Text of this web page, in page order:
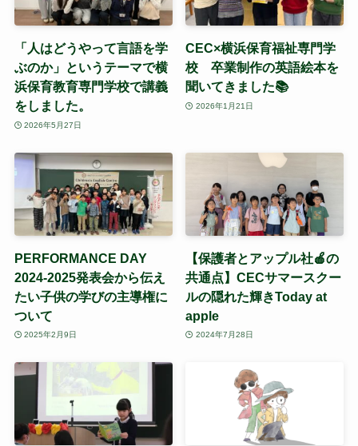
「人はどうやって言語を学
ぶのか」というテーマで横
浜保育教育専門学校で講義
をしました。
2026年5月27日
CEC×横浜保育福祉専門学
校 卒業制作の英語絵本を
聞いてきました📚
2026年1月21日
PERFORMANCE DAY
2024-2025発表会から伝え
たい子供の学びの主導権に
ついて
2025年2月9日
【保護者とアップル社🍎の
共通点】CECサマースクー
ルの隠れた輝きToday at
apple
2024年7月28日